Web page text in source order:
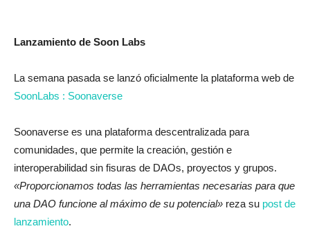
Lanzamiento de Soon Labs
La semana pasada se lanzó oficialmente la plataforma web de
SoonLabs : Soonaverse
Soonaverse es una plataforma descentralizada para
comunidades, que permite la creación, gestión e
interoperabilidad sin fisuras de DAOs, proyectos y grupos.
«Proporcionamos todas las herramientas necesarias para que
una DAO funcione al máximo de su potencial» reza su post de
lanzamiento.